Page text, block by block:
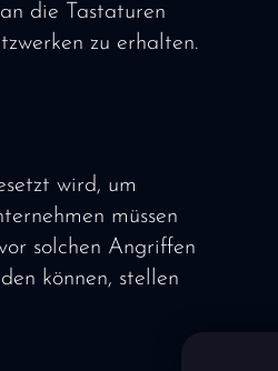
die Tastaturen
zu erhalten.
wird, um
müssen
solchen Angriffen
können, stellen